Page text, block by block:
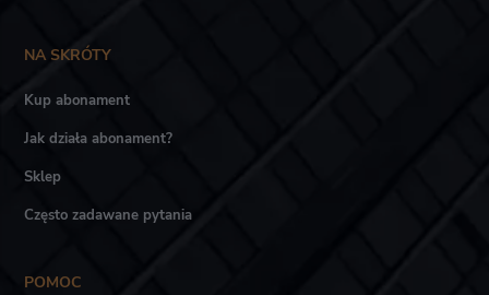
NA SKRÓTY
Kup abonament
Jak działa abonament?
Sklep
Często zadawane pytania
POMOC